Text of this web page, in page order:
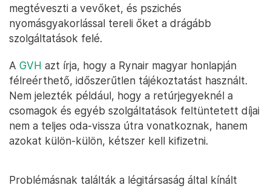
megtéveszti a vevőket, és pszichés
nyomásgyakorlással tereli őket a drágább
szolgáltatások felé.
A GVH azt írja, hogy a Rynair magyar honlapján
félreérthető, időszerűtlen tájékoztatást használt.
Nem jelezték például, hogy a retúrjegyeknél a
csomagok és egyéb szolgáltatások feltüntetett díjai
nem a teljes oda-vissza útra vonatkoznak, hanem
azokat külön-külön, kétszer kell kifizetni.
Problémásnak találták a légitársaság által kínált